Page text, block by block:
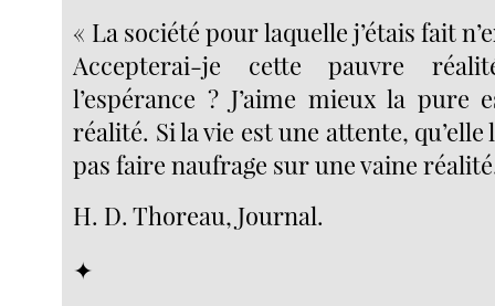
« La société pour laquelle j’étais fait
Accepterai-je cette pauvre
l’espérance ? J’aime mieux la pure
réalité. Si la vie est une attente, qu’elle
pas faire naufrage sur une vaine
H. D. Thoreau, Journal.
✦